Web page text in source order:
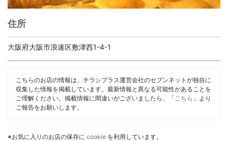
住所
大阪府大阪市浪速区敷津西1-4-1
こちらのお店の情報は、チラシプラス運営会社のセブンネットが独自に
収集した情報を掲載しています。最新情報と異なる可能性があることを
ご理解ください。掲載情報に間違いがございましたら、「 こちら 」より
ご報告をお願いします。
※お気に入りのお店の保存に cookie を利用しています。